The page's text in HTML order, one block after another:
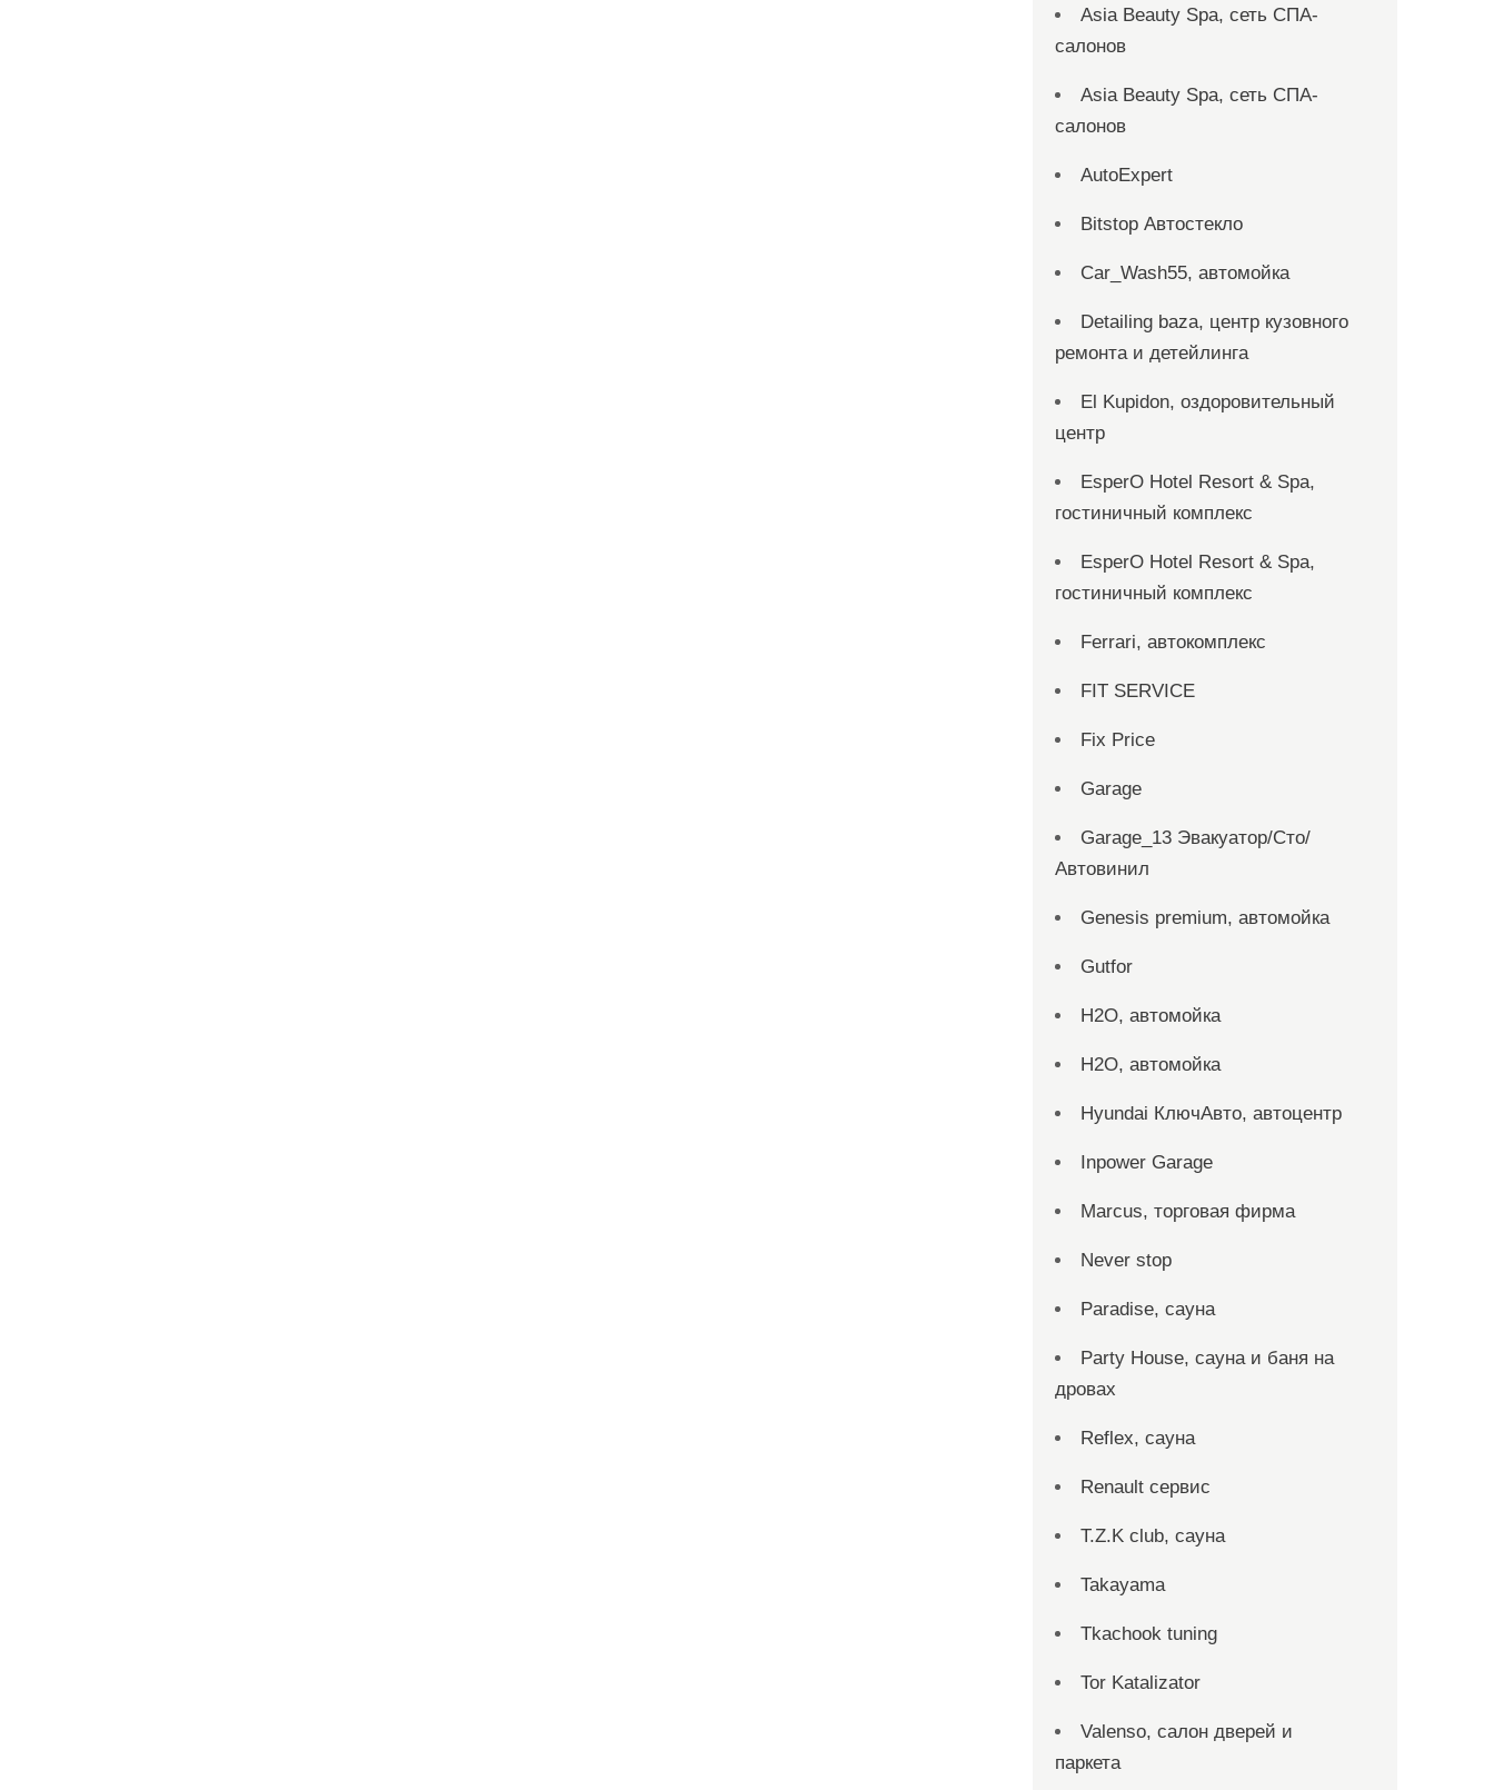
Asia Beauty Spa, сеть СПА-
салонов
Asia Beauty Spa, сеть СПА-
салонов
AutoExpert
Bitstop Автостекло
Car_Wash55, автомойка
Detailing baza, центр кузовного
ремонта и детейлинга
El Kupidon, оздоровительный
центр
EsperO Hotel Resort & Spa,
гостиничный комплекс
EsperO Hotel Resort & Spa,
гостиничный комплекс
Ferrari, автокомплекс
FIT SERVICE
Fix Price
Garage
Garage_13 Эвакуатор/Сто/
Автовинил
Genesis premium, автомойка
Gutfor
H2O, автомойка
H2O, автомойка
Hyundai КлючАвто, автоцентр
Inpower Garage
Marcus, торговая фирма
Never stop
Paradise, сауна
Party House, сауна и баня на
дровах
Reflex, сауна
Renault сервис
T.Z.K club, сауна
Takayama
Tkachook tuning
Tor Katalizator
Valenso, салон дверей и
паркета